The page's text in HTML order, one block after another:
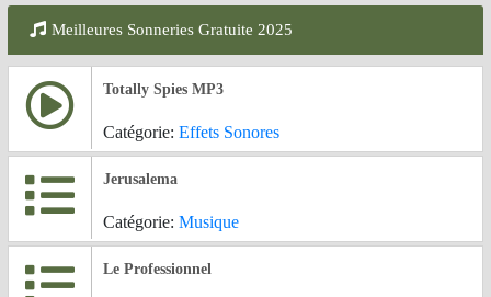
Meilleures Sonneries Gratuite 2025
Totally Spies MP3
Catégorie: Effets Sonores
Jerusalema
Catégorie: Musique
Le Professionnel